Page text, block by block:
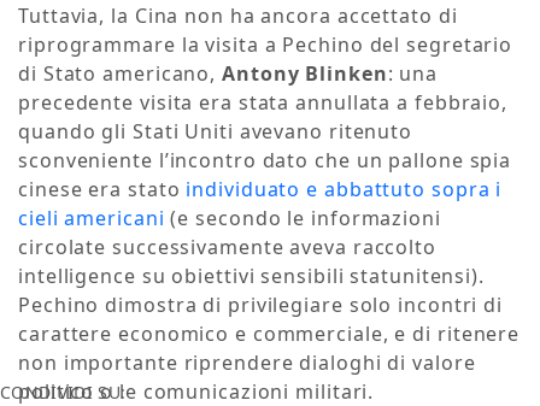
Tuttavia, la Cina non ha ancora accettato di
riprogrammare la visita a Pechino del segretario
di Stato americano, Antony Blinken: una
precedente visita era stata annullata a febbraio,
quando gli Stati Uniti avevano ritenuto
sconveniente l’incontro dato che un pallone spia
cinese era stato individuato e abbattuto sopra i
cieli americani (e secondo le informazioni
circolate successivamente aveva raccolto
intelligence su obiettivi sensibili statunitensi).
Pechino dimostra di privilegiare solo incontri di
carattere economico e commerciale, e di ritenere
non importante riprendere dialoghi di valore
politico o le comunicazioni militari.
CONDIVIDI SU: